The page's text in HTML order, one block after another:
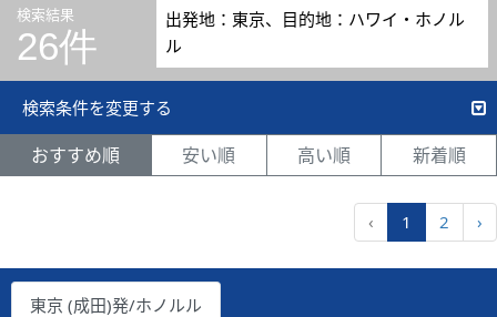
検索結果
26件
出発地：東京、目的地：ハワイ・ホノル
ル
検索条件を変更する
おすすめ順 安い順 高い順 新着順
‹ 1 2 ›
東京 (成田)発/ホノルル